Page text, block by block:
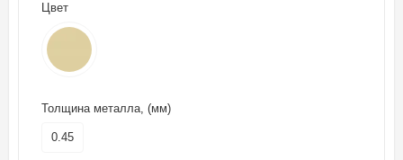
Цвет
Толщина металла, (мм)
0.45